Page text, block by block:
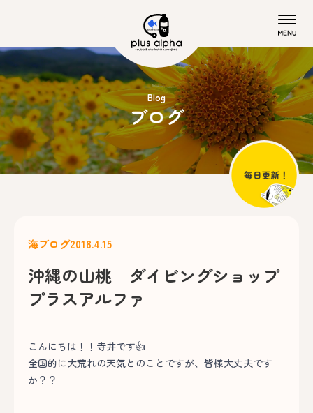
Blog
ブログ
海ブログ2018.4.15
沖縄の山桃 ダイビングショップ
プラスアルファ
こんにちは！！寺井です👍
全国的に大荒れの天気とのことですが、皆様大丈夫です
か？？